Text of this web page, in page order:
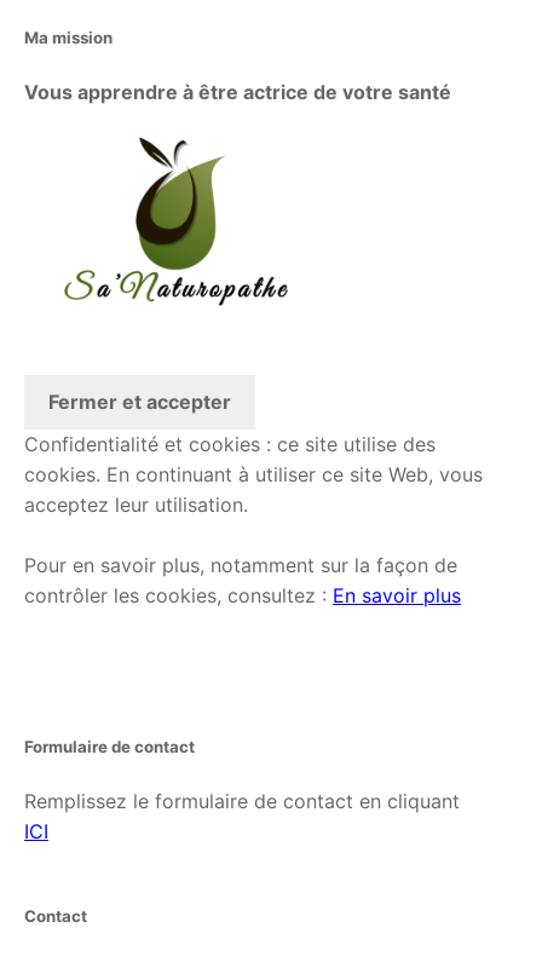
Ma mission
Vous apprendre à être actrice de votre santé
Confidentialité et cookies : ce site utilise des
cookies. En continuant à utiliser ce site Web, vous
acceptez leur utilisation.
Pour en savoir plus, notamment sur la façon de
contrôler les cookies, consultez : En savoir plus
Formulaire de contact
Remplissez le formulaire de contact en cliquant
ICI
Contact